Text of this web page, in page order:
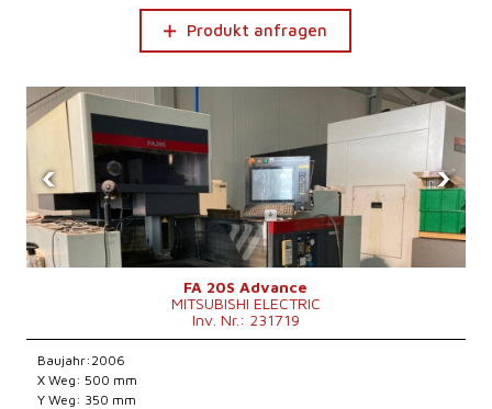
Produkt anfragen
‹ ›
FA 20S Advance
MITSUBISHI ELECTRIC
Inv. Nr.: 231719
Baujahr:2006
X Weg: 500 mm
Y Weg: 350 mm